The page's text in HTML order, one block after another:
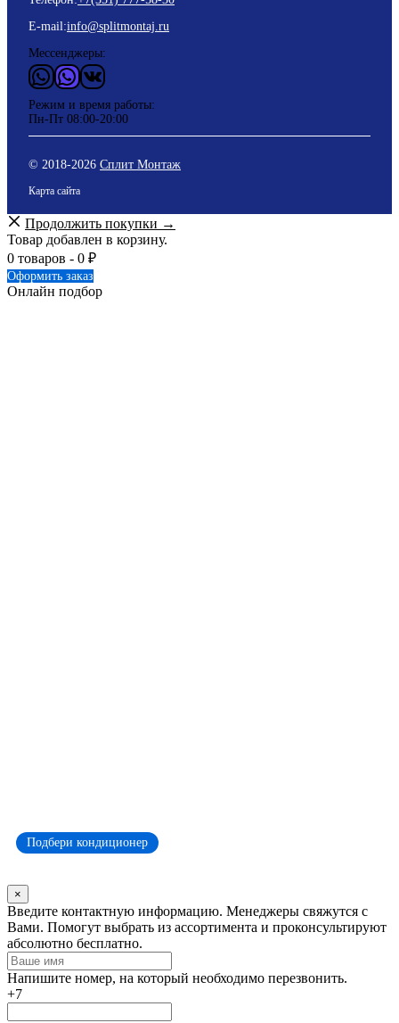
Подбери кондиционер
E-mail:info@splitmontaj.ru
Мессенджеры:
WhatsApp
ViderВКонтакте
Режим и время работы:
Пн-Пт 08:00-20:00
© 2018-2026 Сплит Монтаж
Карта сайта
Продолжить покупки →
Товар добавлен в корзину.
0 товаров - 0 ₽
Оформить заказ
Онлайн подбор
×
Оставьте
это
поле
пустым
Введите контактную информацию. Менеджеры свяжутся с
Вами. Помогут выбрать из ассортимента и проконсультируют
абсолютно бесплатно.
Напишите номер, на который необходимо перезвонить.
+7